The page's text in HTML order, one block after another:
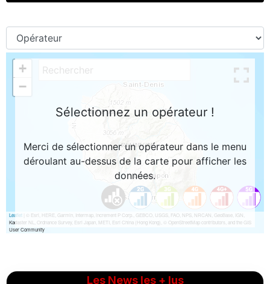
Les News les + lus